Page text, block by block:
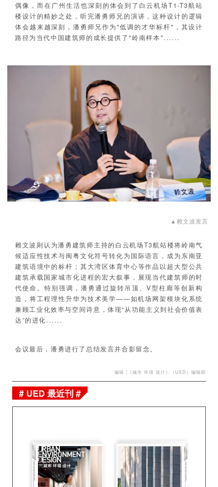
偶像，而在广州生活也深刻的体会到了白云机场T1-T3航站
楼设计的精妙之处，听完潘勇师兄的演讲，这种设计的逻辑
体会越来越深刻，潘勇师兄作为"低调的才华标杆"，其设计
路径为当代中国建筑师的成长提供了"岭南样本"......
▲赖文波发言
赖文波则认为潘勇建筑师主持的白云机场T3航站楼将岭南气
候适应性技术与闽粤文化符号转化为国际语言，成为东南亚
建筑语境中的标杆；其大湾区体育中心等作品以超大型公共
建筑承载国家城市化进程的宏大叙事，展现当代建筑师的时
代使命。特别强调，潘勇通过旋转吊顶、V型柱廊等创新构
造，将工程理性升华为技术美学——如机场网架模块化系统
兼顾工业化效率与空间诗意，体现“从功能主义到社会价值表
达”的进化......
会议最后，潘勇进行了总结发言并合影留念。
编辑 |《城市 环境 设计》（UED）编辑部
# UED 最近刊 #